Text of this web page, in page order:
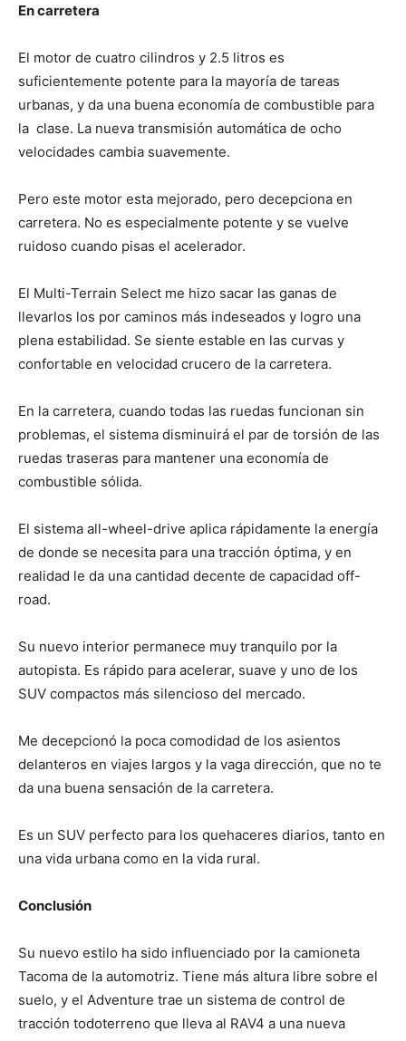
En carretera
El motor de cuatro cilindros y 2.5 litros es
suficientemente potente para la mayoría de tareas
urbanas, y da una buena economía de combustible para
la clase. La nueva transmisión automática de ocho
velocidades cambia suavemente.
Pero este motor esta mejorado, pero decepciona en
carretera. No es especialmente potente y se vuelve
ruidoso cuando pisas el acelerador.
El Multi-Terrain Select me hizo sacar las ganas de
llevarlos los por caminos más indeseados y logro una
plena estabilidad. Se siente estable en las curvas y
confortable en velocidad crucero de la carretera.
En la carretera, cuando todas las ruedas funcionan sin
problemas, el sistema disminuirá el par de torsión de las
ruedas traseras para mantener una economía de
combustible sólida.
El sistema all-wheel-drive aplica rápidamente la energía
de donde se necesita para una tracción óptima, y en
realidad le da una cantidad decente de capacidad off-
road.
Su nuevo interior permanece muy tranquilo por la
autopista. Es rápido para acelerar, suave y uno de los
SUV compactos más silencioso del mercado.
Me decepcionó la poca comodidad de los asientos
delanteros en viajes largos y la vaga dirección, que no te
da una buena sensación de la carretera.
Es un SUV perfecto para los quehaceres diarios, tanto en
una vida urbana como en la vida rural.
Conclusión
Su nuevo estilo ha sido influenciado por la camioneta
Tacoma de la automotriz. Tiene más altura libre sobre el
suelo, y el Adventure trae un sistema de control de
tracción todoterreno que lleva al RAV4 a una nueva